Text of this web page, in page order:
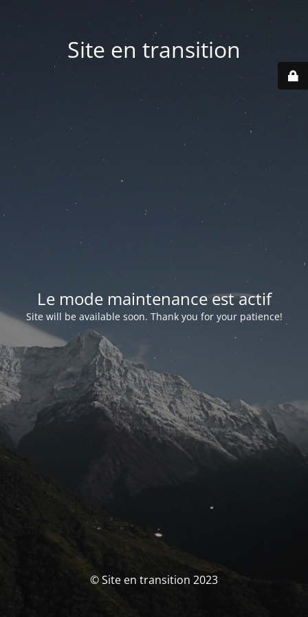
Site en transition
Le mode maintenance est actif
Site will be available soon. Thank you for your patience!
© Site en transition 2023